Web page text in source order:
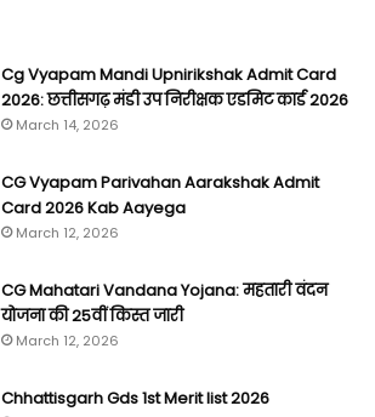
Cg Vyapam Mandi Upnirikshak Admit Card
2026: छत्तीसगढ़ मंडी उप निरीक्षक एडमिट कार्ड 2026
March 14, 2026
CG Vyapam Parivahan Aarakshak Admit
Card 2026 Kab Aayega
March 12, 2026
CG Mahatari Vandana Yojana: महतारी वंदन
योजना की 25वीं किस्त जारी
March 12, 2026
Chhattisgarh Gds 1st Merit list 2026